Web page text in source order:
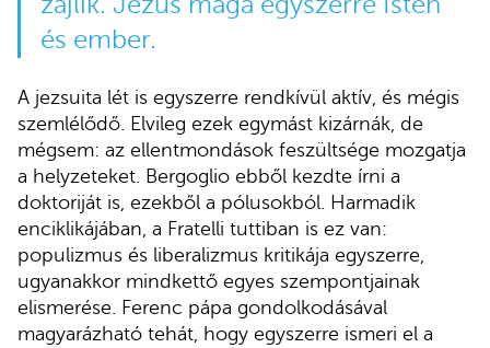
és ember.
A jezsuita lét is egyszerre rendkívül aktív, és mégis
szemlélődő. Elvileg ezek egymást kizárnák, de
mégsem: az ellentmondások feszültsége mozgatja
a helyzeteket. Bergoglio ebből kezdte írni a
doktoriját is, ezekből a pólusokból. Harmadik
enciklikájában, a Fratelli tuttiban is ez van:
populizmus és liberalizmus kritikája egyszerre,
ugyanakkor mindkettő egyes szempontjainak
elismerése. Ferenc pápa gondolkodásával
magyarázható tehát, hogy egyszerre ismeri el a